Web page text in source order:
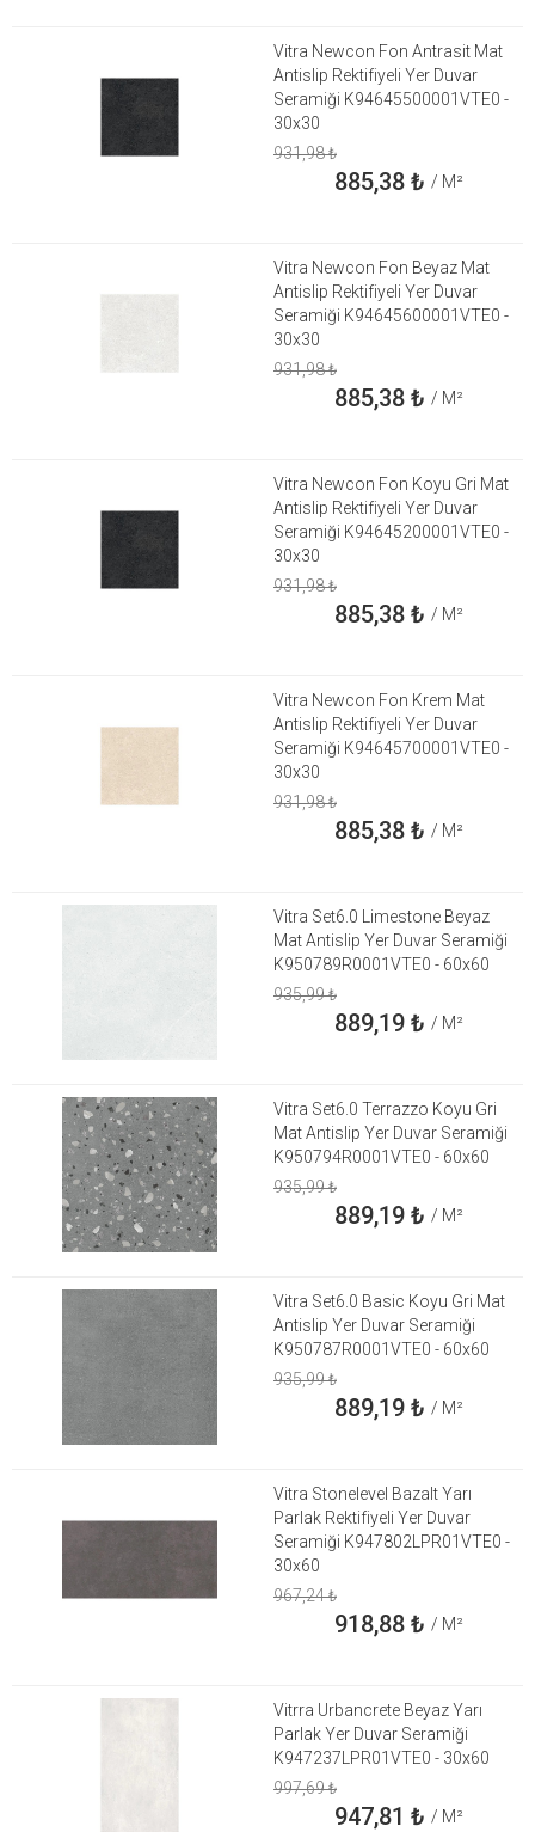
Vitra Newcon Fon Antrasit Mat
Antislip Rektifiyeli Yer Duvar
Seramiği K94645500001VTE0 -
30x30
931,98₺
885,38₺ / M²
Vitra Newcon Fon Beyaz Mat
Antislip Rektifiyeli Yer Duvar
Seramiği K94645600001VTE0 -
30x30
931,98₺
885,38₺ / M²
Vitra Newcon Fon Koyu Gri Mat
Antislip Rektifiyeli Yer Duvar
Seramiği K94645200001VTE0 -
30x30
931,98₺
885,38₺ / M²
Vitra Newcon Fon Krem Mat
Antislip Rektifiyeli Yer Duvar
Seramiği K94645700001VTE0 -
30x30
931,98₺
885,38₺ / M²
Vitra Set6.0 Limestone Beyaz
Mat Antislip Yer Duvar Seramiği
K950789R0001VTE0 - 60x60
935,99₺
889,19₺ / M²
Vitra Set6.0 Terrazzo Koyu Gri
Mat Antislip Yer Duvar Seramiği
K950794R0001VTE0 - 60x60
935,99₺
889,19₺ / M²
Vitra Set6.0 Basic Koyu Gri Mat
Antislip Yer Duvar Seramiği
K950787R0001VTE0 - 60x60
935,99₺
889,19₺ / M²
Vitra Stonelevel Bazalt Yarı
Parlak Rektifiyeli Yer Duvar
Seramiği K947802LPR01VTE0 -
30x60
967,24₺
918,88₺ / M²
Vitrra Urbancrete Beyaz Yarı
Parlak Yer Duvar Seramiği
K947237LPR01VTE0 - 30x60
997,69₺
947,81 ₺ / M²